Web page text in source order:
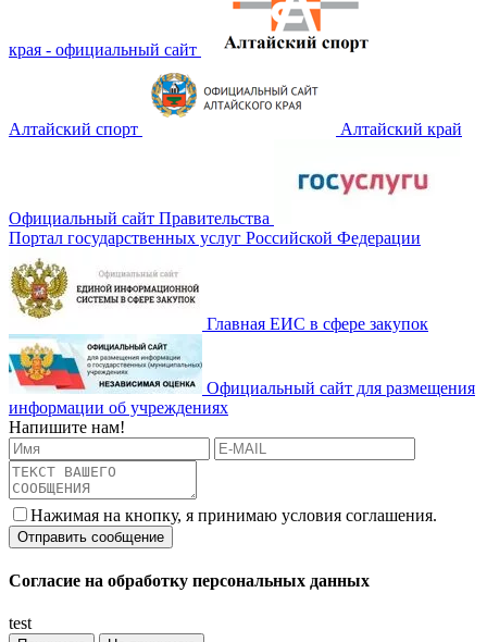
края - официальный сайт
Алтайский спорт Алтайский край
Официальный сайт Правительства
Портал государственных услуг Российской Федерации
Главная ЕИС в сфере закупок
Официальный сайт для размещения
информации об учреждениях
Напишите нам!
Нажимая на кнопку, я принимаю условия соглашения.
Согласие на обработку персональных данных
test